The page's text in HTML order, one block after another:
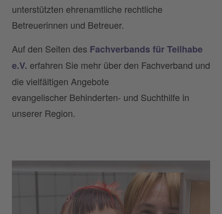
unterstützten ehrenamtliche rechtliche
Betreuerinnen und Betreuer.
Auf den Seiten des Fachverbands für Teilhabe
e.V. erfahren Sie mehr über den Fachverband und
die vielfältigen Angebote
evangelischer Behinderten- und Suchthilfe in
unserer Region.